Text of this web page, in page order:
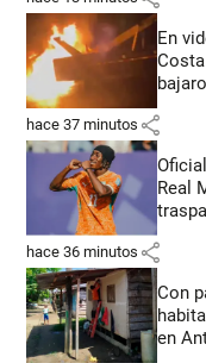
En
hace 37 minutos share
Real
hace 36 minutos share
Con
en